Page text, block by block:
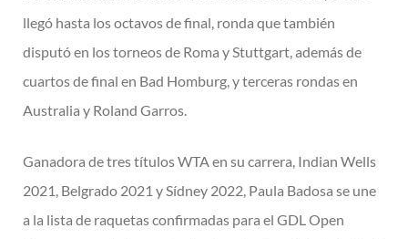
llegó hasta los octavos de final, ronda que también
disputó en los torneos de Roma y Stuttgart, además de
cuartos de final en Bad Homburg, y terceras rondas en
Australia y Roland Garros.
Ganadora de tres títulos WTA en su carrera, Indian Wells
2021, Belgrado 2021 y Sídney 2022, Paula Badosa se une
a la lista de raquetas confirmadas para el GDL Open